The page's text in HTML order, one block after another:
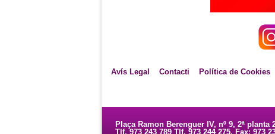
Avís Legal Contacti Política de Cookies
Plaça Ramon Berenguer IV, nº 9, 2ª planta
Tlf. 973 243 789 Tlf. 973 244 275. Fax: 973